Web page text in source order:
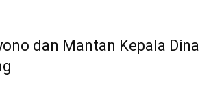
dan Mantan Kepala